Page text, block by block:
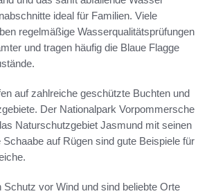
ideal für Familien. Viele
regelmäßige Wasserqualitätsprüfungen
und tragen häufig die Blaue Flagge
auf zahlreiche geschützte Buchten und
Der Nationalpark Vorpommersche
Naturschutzgebiet Jasmund mit seinen
Schaabe auf Rügen sind gute Beispiele für
Schutz vor Wind und sind beliebte Orte